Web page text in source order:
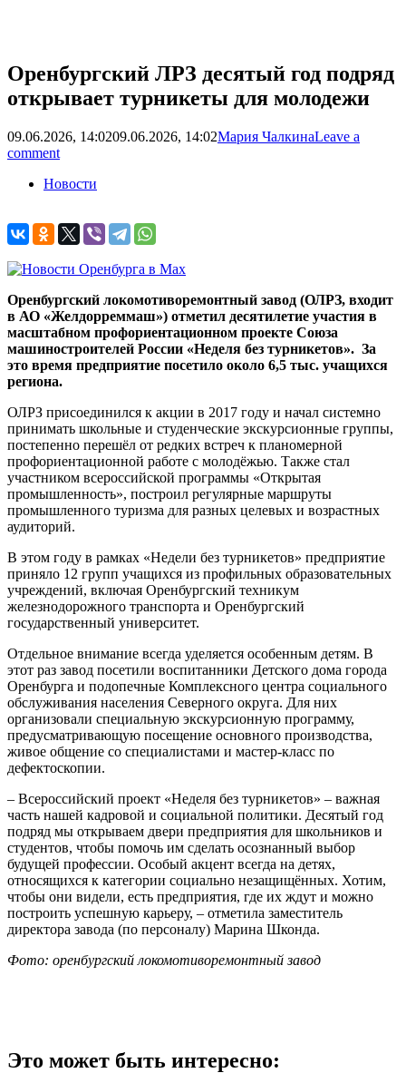
Оренбургский ЛРЗ десятый год подряд
открывает турникеты для молодежи
09.06.2026, 14:0209.06.2026, 14:02Мария ЧалкинаLeave a
comment
Новости
Оренбургский локомотиворемонтный завод (ОЛРЗ, входит
в АО «Желдорреммаш») отметил десятилетие участия в
масштабном профориентационном проекте Союза
машиностроителей России «Неделя без турникетов». За
это время предприятие посетило около 6,5 тыс. учащихся
региона.
ОЛРЗ присоединился к акции в 2017 году и начал системно
принимать школьные и студенческие экскурсионные группы,
постепенно перешёл от редких встреч к планомерной
профориентационной работе с молодёжью. Также стал
участником всероссийской программы «Открытая
промышленность», построил регулярные маршруты
промышленного туризма для разных целевых и возрастных
аудиторий.
В этом году в рамках «Недели без турникетов» предприятие
приняло 12 групп учащихся из профильных образовательных
учреждений, включая Оренбургский техникум
железнодорожного транспорта и Оренбургский
государственный университет.
Отдельное внимание всегда уделяется особенным детям. В
этот раз завод посетили воспитанники Детского дома города
Оренбурга и подопечные Комплексного центра социального
обслуживания населения Северного округа. Для них
организовали специальную экскурсионную программу,
предусматривающую посещение основного производства,
живое общение со специалистами и мастер-класс по
дефектоскопии.
– Всероссийский проект «Неделя без турникетов» – важная
часть нашей кадровой и социальной политики. Десятый год
подряд мы открываем двери предприятия для школьников и
студентов, чтобы помочь им сделать осознанный выбор
будущей профессии. Особый акцент всегда на детях,
относящихся к категории социально незащищённых. Хотим,
чтобы они видели, есть предприятия, где их ждут и можно
построить успешную карьеру, – отметила заместитель
директора завода (по персоналу) Марина Шконда.
Фото: оренбургский локомотиворемонтный завод
Это может быть интересно: